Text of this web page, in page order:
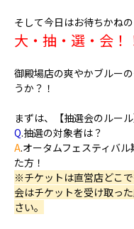
そして今日はお待ちかねの
大・抽・選・会！
御殿場店の爽やかブルー
うか？！
まずは、 【抽選会のルール
Q.抽選の対象者は？
A.オータムフェスティバ
た方！
※チケットは直営店どこ
会はチケットを受け取っ
さい。